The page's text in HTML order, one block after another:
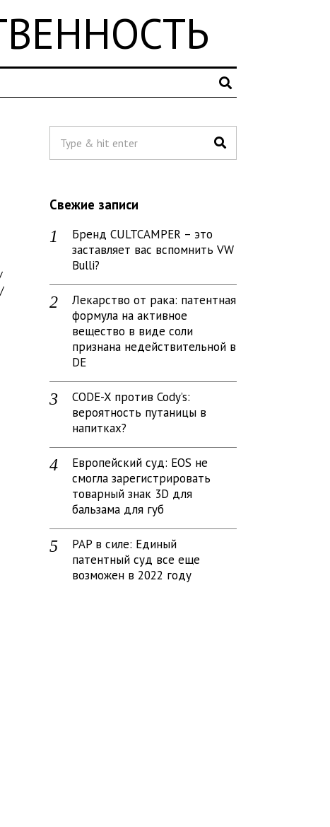
/
Свежие записи
Бренд CULTCAMPER – это
заставляет вас вспомнить VW
Bulli?
Лекарство от рака: патентная
формула на активное
вещество в виде соли
признана недействительной в
DE
CODE-X против Cody’s:
вероятность путаницы в
напитках?
Европейский суд: EOS не
смогла зарегистрировать
товарный знак 3D для
бальзама для губ
PAP в силе: Единый
патентный суд все еще
возможен в 2022 году